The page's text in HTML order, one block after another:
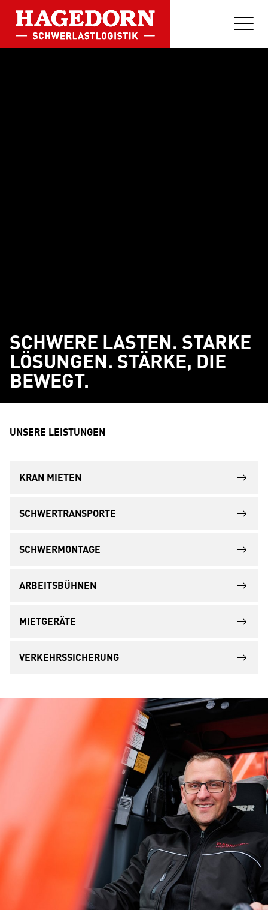
SCHWERE LASTEN. STARKE
LÖSUNGEN. STÄRKE, DIE
BEWEGT.
UNSERE LEISTUNGEN
KRAN MIETEN
SCHWERTRANSPORTE
SCHWERMONTAGE
ARBEITSBÜHNEN
MIETGERÄTE
VERKEHRSSICHERUNG